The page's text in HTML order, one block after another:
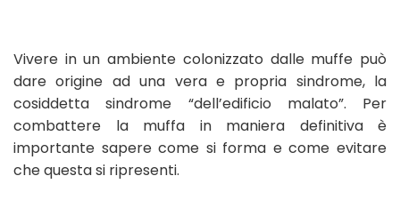
Vivere in un ambiente colonizzato dalle muffe può
dare origine ad una vera e propria sindrome, la
cosiddetta sindrome “dell’edificio malato”. Per
combattere la muffa in maniera definitiva è
importante sapere come si forma e come evitare
che questa si ripresenti.